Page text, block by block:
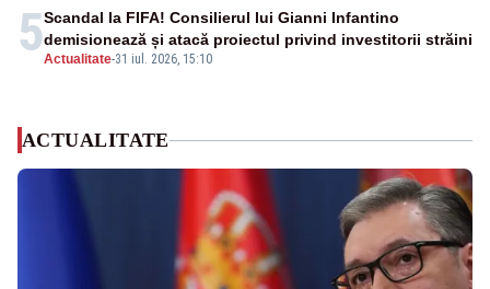
5Actualitate-31 iul. 2026, 15:10
Scandal la FIFA! Consilierul lui Gianni Infantino
demisionează și atacă proiectul privind investitorii străini
ACTUALITATE